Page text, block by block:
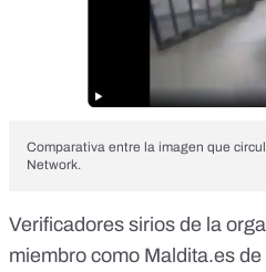
Comparativa entre la imagen que
Network.
Verificadores sirios de la
miembro como Maldita.es de